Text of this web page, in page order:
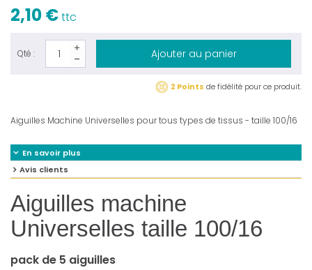
2,10 €ttc
Qté : Ajouter au panier
2 Points de fidélité pour ce produit.
Aiguilles Machine Universelles pour tous types de tissus - taille 100/16
En savoir plus
Avis clients
Aiguilles machine
Universelles taille 100/16
pack de 5 aiguilles